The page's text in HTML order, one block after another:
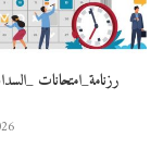
رزنامة_امتحانات